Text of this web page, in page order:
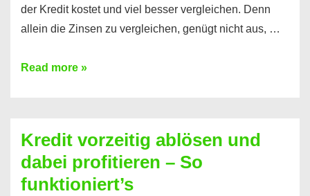
der Kredit kostet und viel besser vergleichen. Denn
allein die Zinsen zu vergleichen, genügt nicht aus, …
Ganz
Kredit
berechnen
–
Read more »
Kredit vorzeitig ablösen und
dabei profitieren – So
funktioniert’s